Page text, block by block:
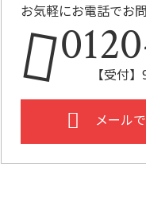
お気軽にお電話でお
【受付
メール